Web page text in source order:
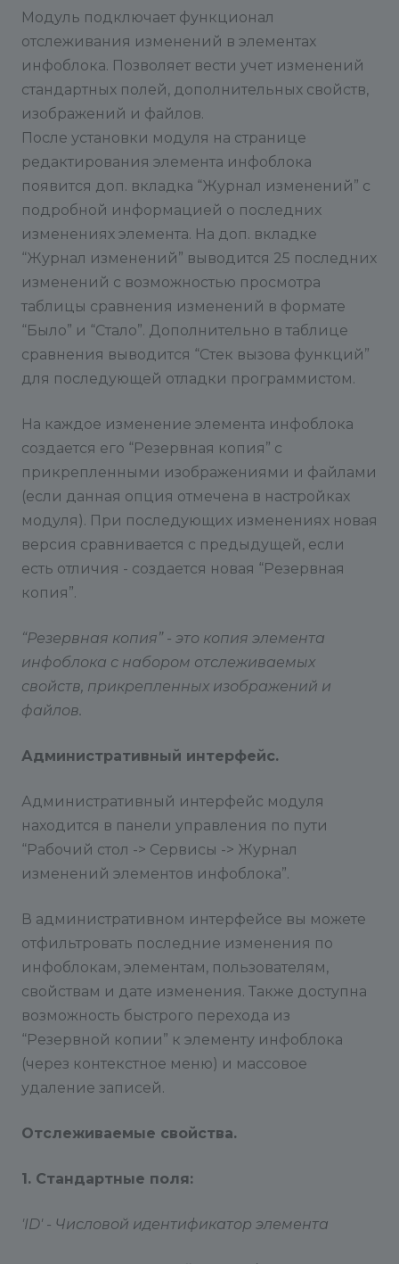
Модуль подключает функционал
отслеживания изменений в элементах
инфоблока. Позволяет вести учет изменений
стандартных полей, дополнительных свойств,
изображений и файлов.
После установки модуля на странице
редактирования элемента инфоблока
появится доп. вкладка “Журнал изменений” с
подробной информацией о последних
изменениях элемента. На доп. вкладке
“Журнал изменений” выводится 25 последних
изменений с возможностью просмотра
таблицы сравнения изменений в формате
“Было” и “Стало”. Дополнительно в таблице
сравнения выводится “Стек вызова функций”
для последующей отладки программистом.
На каждое изменение элемента инфоблока
создается его “Резервная копия” с
прикрепленными изображениями и файлами
(если данная опция отмечена в настройках
модуля). При последующих изменениях новая
версия сравнивается с предыдущей, если
есть отличия - создается новая “Резервная
копия”.
“Резервная копия” - это копия элемента
инфоблока с набором отслеживаемых
свойств, прикрепленных изображений и
файлов.
Административный интерфейс.
Административный интерфейс модуля
находится в панели управления по пути
“Рабочий стол -> Сервисы -> Журнал
изменений элементов инфоблока”.
В административном интерфейсе вы можете
отфильтровать последние изменения по
инфоблокам, элементам, пользователям,
свойствам и дате изменения. Также доступна
возможность быстрого перехода из
“Резервной копии” к элементу инфоблока
(через контекстное меню) и массовое
удаление записей.
Отслеживаемые свойства.
1. Стандартные поля:
'ID' - Числовой идентификатор элемента